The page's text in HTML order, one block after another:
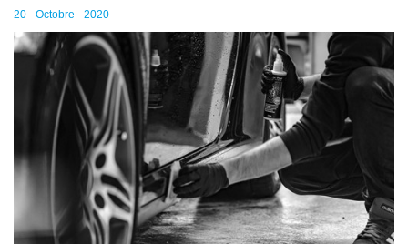
20 - Octobre - 2020